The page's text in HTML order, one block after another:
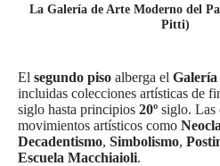
La Galería de Arte Moderno del
Pitti)
El segundo piso alberga el Galería
incluidas colecciones artísticas de
siglo hasta principios 20º siglo. Las
movimientos artísticos como
Decadentismo, Simbolismo,
Escuela Macchiaioli.